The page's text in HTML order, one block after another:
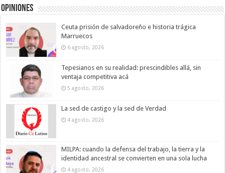
Opiniones
Ceuta prisión de salvadoreño e historia trágica
Marruecos
6 agosto, 2026
Tepesianos en su realidad: prescindibles allá, sin
ventaja competitiva acá
5 agosto, 2026
La sed de castigo y la sed de Verdad
4 agosto, 2026
MILPA: cuando la defensa del trabajo, la tierra y la
identidad ancestral se convierten en una sola lucha
4 agosto, 2026